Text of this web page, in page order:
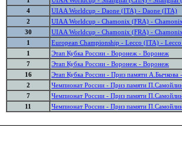
4
UIAA Worldcup - Daone (ITA) - Daone (ITA)
2
UIAA Worldcup - Chamonix (FRA) -
30
UIAA Worldcup - Chamonix (FRA) -
1
European Championship - Lecco (ITA) -
1
Этап Кубка России - Воронеж - Воронеж
7
Этап Кубка России - Воронеж - Воронеж
16
Этап Кубка России - Приз памяти
2
Чемпионат России - Приз памяти
7
Чемпионат России - Приз памяти
11
Чемпионат России - Приз памяти